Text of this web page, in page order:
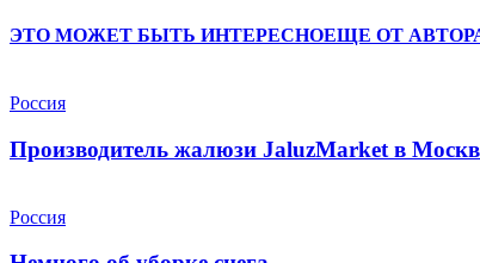
ЭТО МОЖЕТ БЫТЬ ИНТЕРЕСНОЕЩЕ ОТ
Россия
Производитель жалюзи JaluzMarket в
Россия